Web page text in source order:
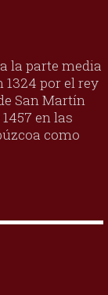
la parte media
1324 por el rey
San Martín
en las
como